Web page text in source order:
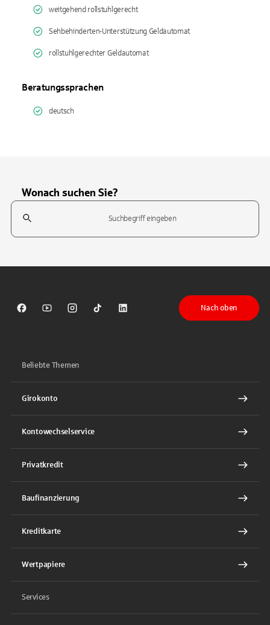
weitgehend rollstuhlgerecht
Sehbehinderten-Unterstützung Geldautomat
rollstuhlgerechter Geldautomat
Beratungssprachen
deutsch
Wonach suchen Sie?
Suchfeld
Sparkasse auf Facebook
Sparkasse auf Youtube
Sparkasse auf Instagram
Sparkasse auf TikTok
Sparkasse auf LinkedIn
Nach oben
Beliebte Themen
Girokonto
Kontowechselservice
Privatkredit
Baufinanzierung
Kreditkarte
Wertpapiere
Services